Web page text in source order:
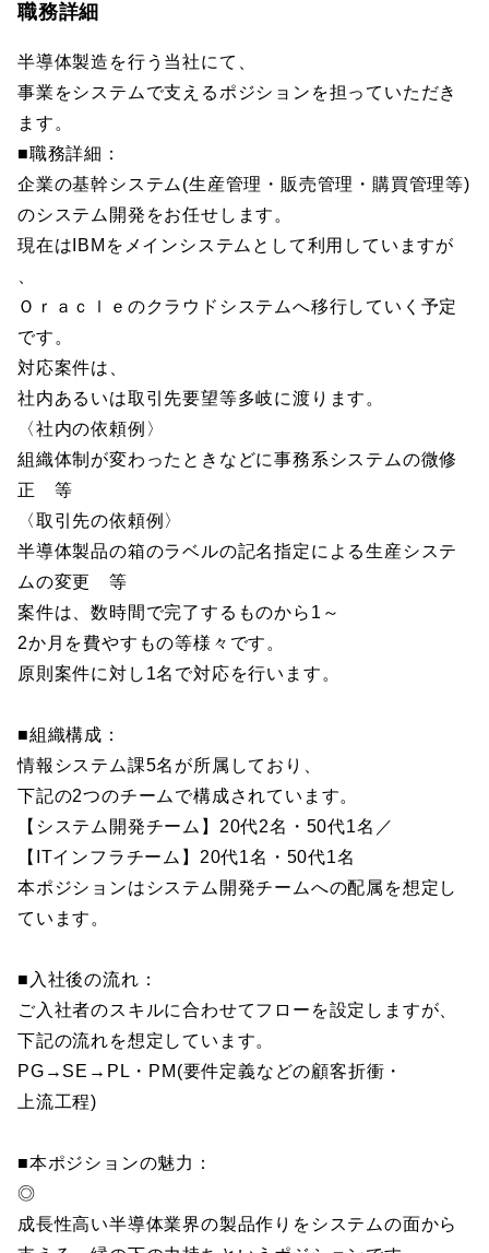
職務詳細
半導体製造を行う当社にて、
事業をシステムで支えるポジションを担っていただき
ます。
■職務詳細：
企業の基幹システム(生産管理・販売管理・購買管理等)
のシステム開発をお任せします。
現在はIBMをメインシステムとして利用していますが
Ｏｒａｃｌｅのクラウドシステムへ移行していく予定
です。
対応案件は、
社内あるいは取引先要望等多岐に渡ります。
〈社内の依頼例〉
組織体制が変わったときなどに事務系システムの微修
正 等
〈取引先の依頼例〉
半導体製品の箱のラベルの記名指定による生産システ
ムの変更 等
案件は、数時間で完了するものから1～
2か月を費やすもの等様々です。
原則案件に対し1名で対応を行います。
■組織構成：
情報システム課5名が所属しており、
下記の2つのチームで構成されています。
【システム開発チーム】20代2名・50代1名／
【ITインフラチーム】20代1名・50代1名
本ポジションはシステム開発チームへの配属を想定し
ています。
■入社後の流れ：
ご入社者のスキルに合わせてフローを設定しますが、
下記の流れを想定しています。
PG→SE→PL・PM(要件定義などの顧客折衝・
上流工程)
■本ポジションの魅力：
◎
成長性高い半導体業界の製品作りをシステムの面から